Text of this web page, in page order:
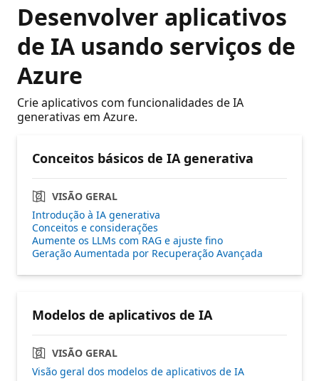
Desenvolver aplicativos
de IA usando serviços de
Azure
Crie aplicativos com funcionalidades de IA
generativas em Azure.
Conceitos básicos de IA generativa
VISÃO GERAL
Introdução à IA generativa
Conceitos e considerações
Aumente os LLMs com RAG e ajuste fino
Geração Aumentada por Recuperação Avançada
Modelos de aplicativos de IA
VISÃO GERAL
Visão geral dos modelos de aplicativos de IA